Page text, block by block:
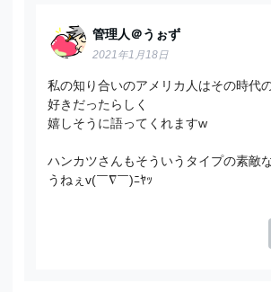
管理人＠うぉず
2021年1月18日
私の知り合いのアメリカ人はその時代
好きだったらしく
嬉しそうに語ってくれますw
ハンカツさんもそういうタイプの素敵
うねぇv(￣∇￣)ﾆﾔｯ